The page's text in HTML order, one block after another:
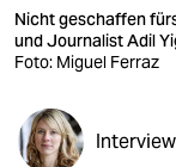
verlag
veranstaltungen
shop
fragen & hilfe
Nicht geschaffen
und Journalist Adil
Foto: Miguel Ferraz